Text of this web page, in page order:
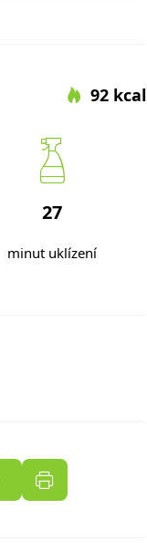
92 kcal
27
minut uklízení